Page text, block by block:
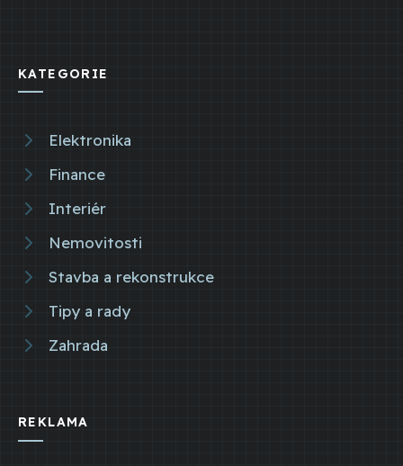
KATEGORIE
Elektronika
Finance
Interiér
Nemovitosti
Stavba a rekonstrukce
Tipy a rady
Zahrada
REKLAMA